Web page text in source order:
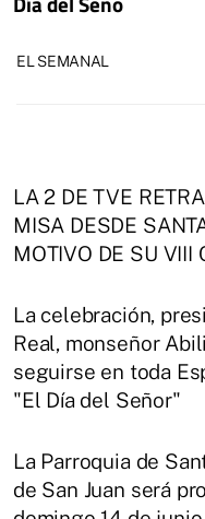
EL SEMANAL
LA 2 DE TVE
MISA DESDE
MOTIVO DE SU VIII
La celebración,
Real, monseñor
seguirse en toda
"El Día del Señor"
La Parroquia de
de San Juan será